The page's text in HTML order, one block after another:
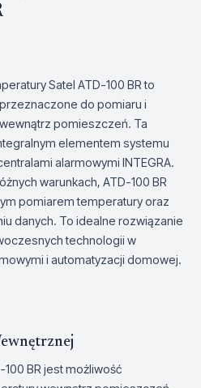
Satel ATD-100 BR to
do pomiaru i
pomieszczeń. Ta
elementem systemu
alarmowymi INTEGRA.
warunkach, ATD-100 BR
pomiarem temperatury oraz
danych. To idealne rozwiązanie
technologii w
i automatyzacji domowej.
BR jest możliwość